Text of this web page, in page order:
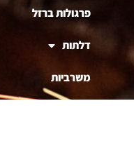
פרגולות ברזל
דלתות
משרביות